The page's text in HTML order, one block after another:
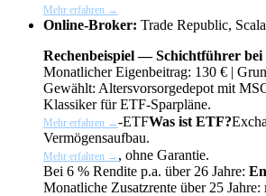
Mehr erfahren →
Online-Broker: Trade Republic,
Rechenbeispiel — Schichtführer
Monatlicher Eigenbeitrag: 130 € |
Gewählt: Altersvorsorgedepot mit
Klassiker für ETF-Sparpläne.
Mehr erfahren →-ETFWas ist ETF?
Vermögensaufbau.
Mehr erfahren → , ohne Garantie.
Bei 6 % Rendite p.a. über 26 Jahre:
Monatliche Zusatzrente über 25 Jahre: